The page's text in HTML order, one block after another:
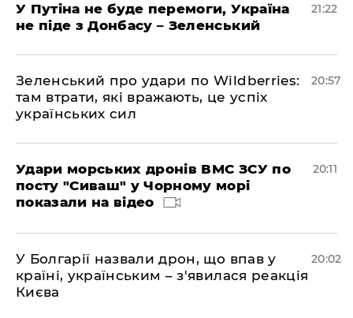
У Путіна не буде перемоги, Україна
не піде з Донбасу – Зеленський
21:22
Зеленський про удари по Wildberries:
там втрати, які вражають, це успіх
українських сил
20:57
Удари морських дронів ВМС ЗСУ по
посту "Сиваш" у Чорному морі
показали на відео
20:11
У Болгарії назвали дрон, що впав у
країні, українським – з'явилася реакція
Києва
20:02